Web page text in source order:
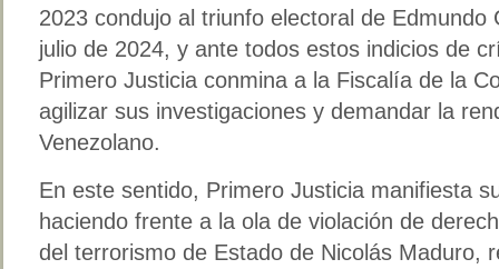
2023 condujo al triunfo electoral de Edmundo
julio de 2024, y ante todos estos indicios de
Primero Justicia conmina a la Fiscalía de la
agilizar sus investigaciones y demandar la
Venezolano.
En este sentido, Primero Justicia manifiesta
haciendo frente a la ola de violación de
del terrorismo de Estado de Nicolás Maduro,